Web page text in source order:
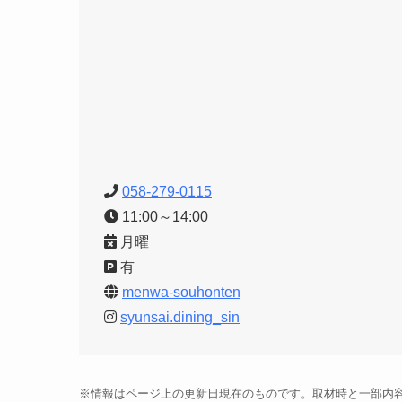
058-279-0115
11:00～14:00
月曜
有
menwa-souhonten
syunsai.dining_sin
※情報はページ上の更新日現在のものです。取材時と一部内